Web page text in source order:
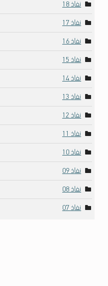
نفاذ 18
نفاذ 17
نفاذ 16
نفاذ 15
نفاذ 14
نفاذ 13
نفاذ 12
نفاذ 11
نفاذ 10
نفاذ 09
نفاذ 08
نفاذ 07